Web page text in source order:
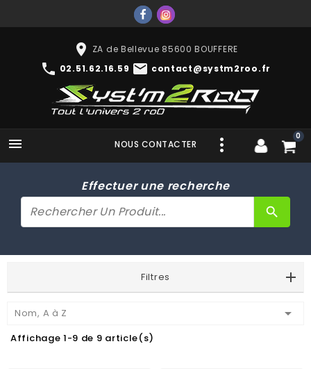
place ZA de Bellevue 85600 BOUFFERE
phone 02.51.62.16.59 mail contact@systm2roo.fr
 0
NOUS CONTACTER
Effectuer une recherche
search
Filtres
Nom, A à Z 
Affichage 1-9 de 9 article(s)